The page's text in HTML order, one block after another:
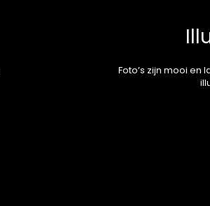
Foto’s zijn mooi en